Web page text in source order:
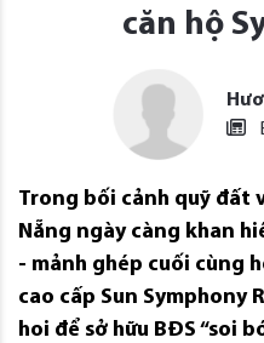
căn hộ
Trong bối cảnh quỹ đất
Nẵng ngày càng khan
- mảnh ghép cuối cùng
cao cấp Sun Symphony
hoi để sở hữu BĐS “soi